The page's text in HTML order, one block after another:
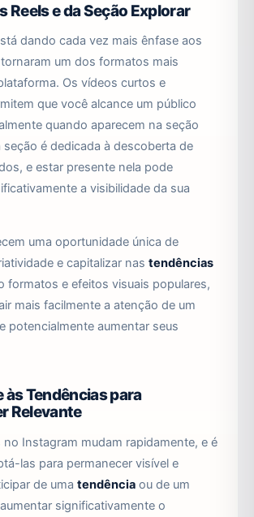
Reels e da Seção Explorar
dando cada vez mais ênfase aos
um dos formatos mais
Os vídeos curtos e
que você alcance um público
quando aparecem na seção
seção é dedicada à descoberta de
e estar presente nela pode
a visibilidade da sua
uma oportunidade única de
e capitalizar nas tendências
formatos e efeitos visuais populares,
mais facilmente a atenção de um
potencialmente aumentar seus
Tendências para
Relevante
Instagram mudam rapidamente, e é
las para permanecer visível e
de uma tendência ou de um
significativamente o